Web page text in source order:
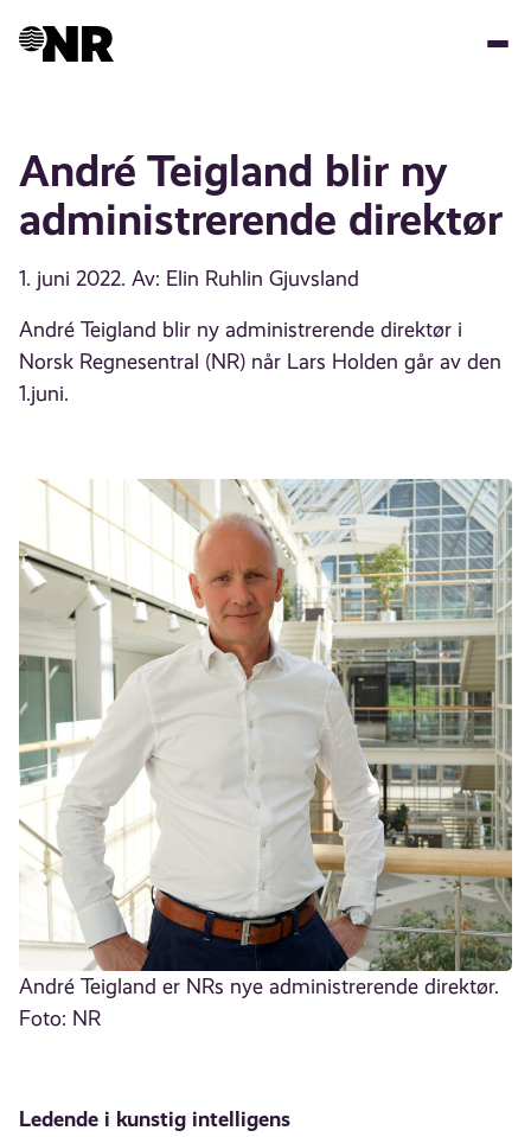
André Teigland blir ny
administrerende direktør
1. juni 2022. Av: Elin Ruhlin Gjuvsland
André Teigland blir ny administrerende direktør i
Norsk Regnesentral (NR) når Lars Holden går av den
1.juni.
André Teigland er NRs nye administrerende direktør.
Foto: NR
Ledende i kunstig intelligens